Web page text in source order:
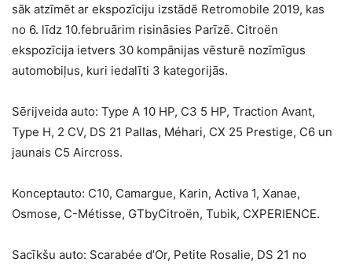
sāk atzīmēt ar ekspozīciju izstādē Retromobile 2019, kas
no 6. līdz 10.februārim risināsies Parīzē. Citroën
ekspozīcija ietvers 30 kompānijas vēsturē nozīmīgus
automobiļus, kuri iedalīti 3 kategorijās.
Sērijveida auto: Type A 10 HP, C3 5 HP, Traction Avant,
Type H, 2 CV, DS 21 Pallas, Méhari, CX 25 Prestige, C6 un
jaunais C5 Aircross.
Konceptauto: C10, Camargue, Karin, Activa 1, Xanae,
Osmose, C-Métisse, GTbyCitroën, Tubik, CXPERIENCE.
Sacīkšu auto: Scarabée d’Or, Petite Rosalie, DS 21 no